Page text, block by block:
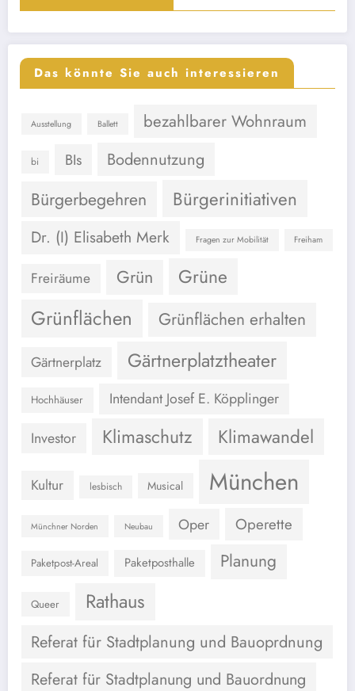
Das könnte Sie auch interessieren
Ausstellung Ballett bezahlbarer Wohnraum
bi BIs Bodennutzung
Bürgerbegehren Bürgerinitiativen
Dr. (I) Elisabeth Merk Fragen zur Mobilität Freiham
Freiräume Grün Grüne
Grünflächen Grünflächen erhalten
Gärtnerplatz Gärtnerplatztheater
Hochhäuser
Intendant Josef E. Köpplinger
Investor
Klimaschutz Klimawandel
Kultur lesbisch Musical München
Münchner Norden Neubau Oper Operette
Paketpost-Areal Paketposthalle Planung
Queer Rathaus
Referat für Stadtplanung und Bauoprdnung
Referat für Stadtplanung und Bauordnung